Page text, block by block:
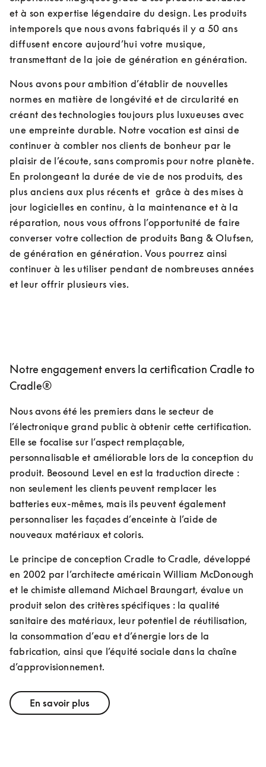
et à son expertise légendaire du design. Les produits
intemporels que nous avons fabriqués il y a 50 ans
diffusent encore aujourd’hui votre musique,
transmettant de la joie de génération en génération.
Nous avons pour ambition d’établir de nouvelles
normes en matière de longévité et de circularité en
créant des technologies toujours plus luxueuses avec
une empreinte durable. Notre vocation est ainsi de
continuer à combler nos clients de bonheur par le
plaisir de l’écoute, sans compromis pour notre planète.
En prolongeant la durée de vie de nos produits, des
plus anciens aux plus récents et  grâce à des mises à
jour logicielles en continu, à la maintenance et à la
réparation, nous vous offrons l’opportunité de faire
converser votre collection de produits Bang & Olufsen,
de génération en génération. Vous pourrez ainsi
continuer à les utiliser pendant de nombreuses années
et leur offrir plusieurs vies.
Notre engagement envers la certification Cradle to
Cradle®
Nous avons été les premiers dans le secteur de
l’électronique grand public à obtenir cette certification.
Elle se focalise sur l’aspect remplaçable,
personnalisable et améliorable lors de la conception du
produit. Beosound Level en est la traduction directe :
non seulement les clients peuvent remplacer les
batteries eux-mêmes, mais ils peuvent également
personnaliser les façades d’enceinte à l’aide de
nouveaux matériaux et coloris.
Le principe de conception Cradle to Cradle, développé
en 2002 par l’architecte américain William McDonough
et le chimiste allemand Michael Braungart, évalue un
produit selon des critères spécifiques : la qualité
sanitaire des matériaux, leur potentiel de réutilisation,
la consommation d’eau et d’énergie lors de la
fabrication, ainsi que l’équité sociale dans la chaîne
d’approvisionnement.
En savoir plus